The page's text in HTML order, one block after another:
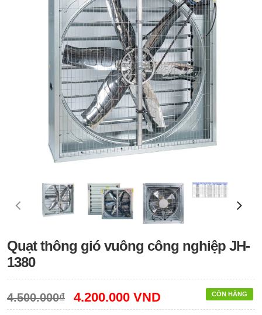
Quạt thông gió vuông công nghiệp JH-
1380
CÒN HÀNG
4.500.000₫ 4.200.000 VND